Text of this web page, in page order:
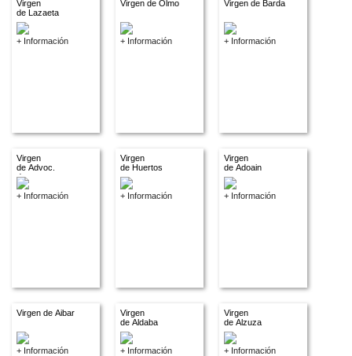
Virgen
de Lazaeta
+ Información
Virgen de Olmo
+ Información
Virgen de Barda
+ Información
Virgen
de Advoc.
descon.
+ Información
Virgen
de Huertos
+ Información
Virgen
de Adoain
+ Información
Virgen de Aibar
+ Información
Virgen
de Aldaba
+ Información
Virgen
de Alzuza
+ Información